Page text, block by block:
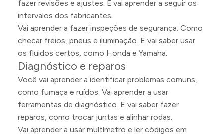
fazer revisões e ajustes. E vai aprender a seguir os
intervalos dos fabricantes.
Vai aprender a fazer inspeções de segurança. Como
checar freios, pneus e iluminação. E vai saber usar
os fluidos certos, como Honda e Yamaha.
Diagnóstico e reparos
Você vai aprender a identificar problemas comuns,
como fumaça e ruídos. Vai aprender a usar
ferramentas de diagnóstico. E vai saber fazer
reparos, como trocar juntas e alinhar rodas.
Vai aprender a usar multímetro e ler códigos em